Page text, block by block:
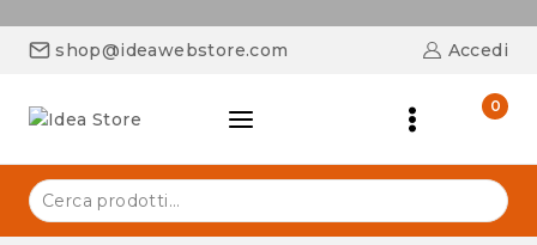
shop@ideawebstore.com Accedi
0